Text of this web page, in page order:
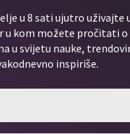
u 8 sati ujutro uživajte
u kom možete pročitati
u svijetu nauke,
inspiriše.